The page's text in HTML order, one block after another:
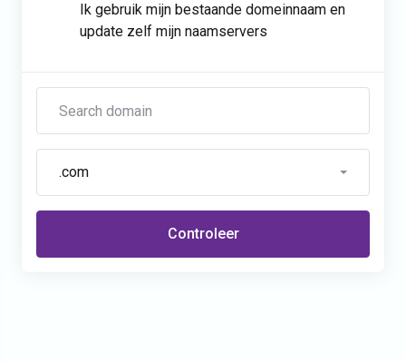
Ik gebruik mijn bestaande domeinnaam en
update zelf mijn naamservers
.com
Controleer